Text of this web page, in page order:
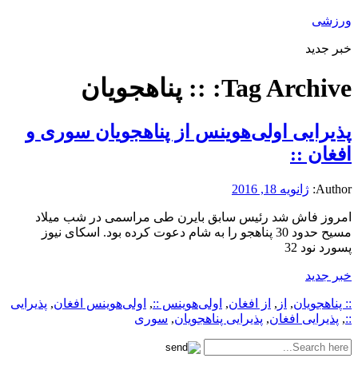
ورزشی
خبر جدید
Tag Archive: :: پناهجویان
پذیرایی اولی‌هوینس از پناهجویان سوری و
افغان ::
Author: ژانویه 18, 2016
امروز فاش شد رئیس سابق بایرن طی مراسمی در شب میلاد
مسیح حدود 30 پناهجو را به شام دعوت کرده بود. اسکای نیوز
پسورد نود 32
خبر جدید
:: پناهجویان, از , از افغان, اولی‌هوینس ::, اولی‌هوینس افغان, پذیرایی
::
, پذیرایی افغان, پذیرایی پناهجویان, سوری